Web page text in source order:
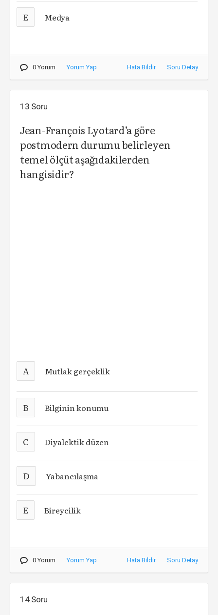
E Medya
0 Yorum Yorum Yap Hata Bildir Soru Detay
13.Soru
Jean-François Lyotard’a göre
postmodern durumu belirleyen
temel ölçüt aşağıdakilerden
hangisidir?
A Mutlak gerçeklik
B Bilginin konumu
C Diyalektik düzen
D Yabancılaşma
E Bireycilik
0 Yorum Yorum Yap Hata Bildir Soru Detay
14.Soru